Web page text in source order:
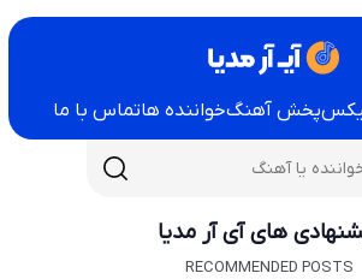
پخش آهنگخواننده هاتماس با ما
های آی آر مدیا
RECOMMENDED POSTS